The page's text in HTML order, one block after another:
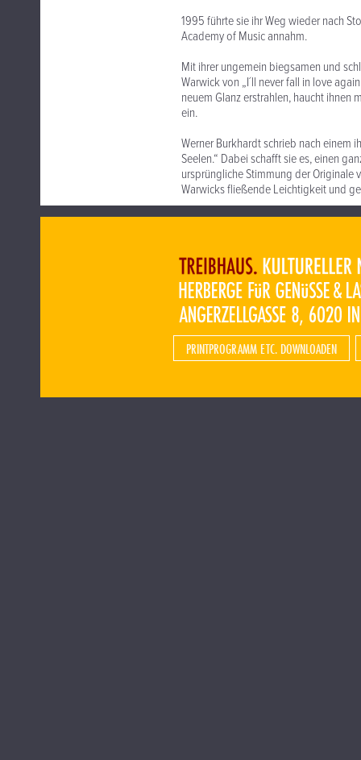
1995 führte sie ihr Weg wieder nach
Academy of Music annahm.
Mit ihrer ungemein biegsamen und
Warwick von „I´ll never fall in love
neuem Glanz erstrahlen, haucht
ein.
Werner Burkhardt schrieb nach einem
Seelen.“ Dabei schafft sie es, einen
ursprüngliche Stimmung der Originale
Warwicks fließende Leichtigkeit und
PRINTPROGRAMM ETC. DOWNLOADEN